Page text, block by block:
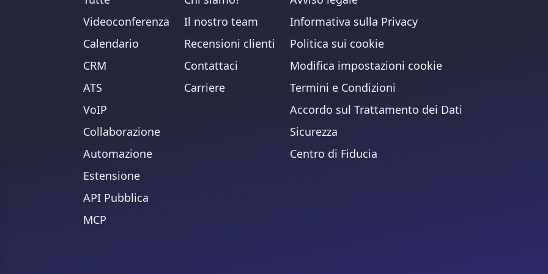
Videoconferenza
Calendario
CRM
ATS
VoIP
Collaborazione
Automazione
Estensione
API Pubblica
MCP
Il nostro team
Recensioni clienti
Contattaci
Carriere
Informativa sulla Privacy
Politica sui cookie
Modifica impostazioni cookie
Termini e Condizioni
Accordo sul Trattamento dei Dati
Sicurezza
Centro di Fiducia